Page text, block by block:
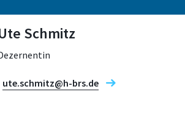
Schmitz
ute.schmitz@h-brs.de